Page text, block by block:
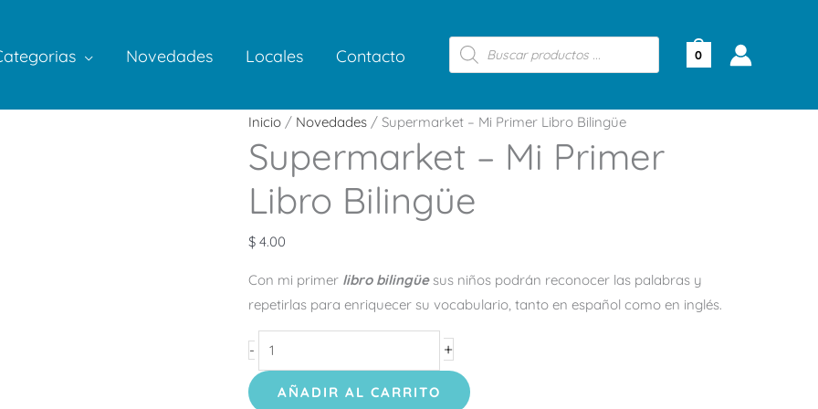
Novedades Locales Contacto
Búsqueda
de
productos
0
Inicio / Novedades / Supermarket – Mi Primer Libro Bilingüe
Supermarket – Mi Primer
Libro Bilingüe
$ 4.00
Con mi primer libro bilingüesus niños podrán reconocer las palabras y
repetirlas para enriquecer su vocabulario, tanto en español como en inglés.
-
Supermarket
–
Mi
Primer
Libro
Bilingüe
+
AÑADIR AL CARRITO